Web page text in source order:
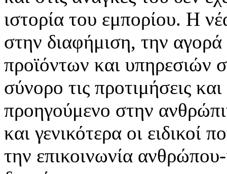
ιστορία του εμπορίου. Η
στην διαφήμιση, την
προϊόντων και υπηρεσιών
σύνορο τις προτιμήσεις
προηγούμενο στην
και γενικότερα οι ειδικοί
την επικοινωνία